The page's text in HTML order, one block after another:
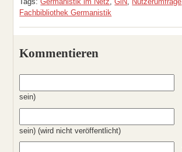
Fachbibliothek Germanistik
Kommentieren
sein)
sein) (wird nicht veröffentlicht)